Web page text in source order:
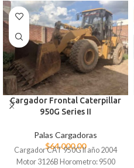
Cargador Frontal Caterpillar
950G Series II
Palas Cargadoras
$64.000,00
Cargador CAT 950G II año 2004
Motor 3126B Horometro: 9500